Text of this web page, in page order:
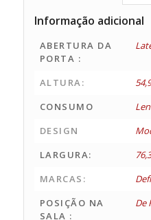
Informação adicional
ABERTURA DA
PORTA :
ALTURA:
54,9
CONSUMO
DESIGN
LARGURA:
76,3
MARCAS:
POSIÇÃO NA
SALA :
De